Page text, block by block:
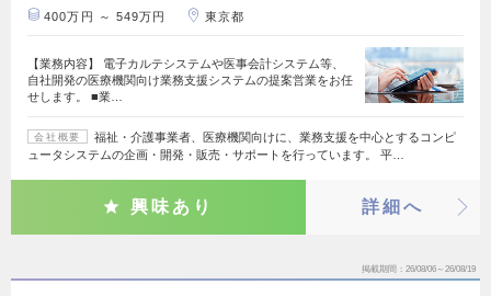
400万円 ～ 549万円 東京都
【業務内容】 電子カルテシステムや医事会計システム等、
自社開発の医療機関向け業務支援システムの提案営業をお任
せします。 ■業…
会社概要
福祉・介護事業者、医療機関向けに、業務支援を中心とするコンピ
ュータシステムの企画・開発・販売・サポートを行っています。 平…
興味あり 詳細へ
掲載期間 26/08/06～26/08/19